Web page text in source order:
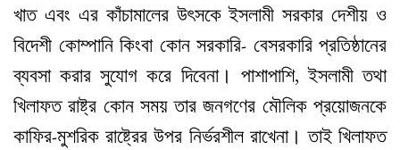
খাত এবং এর কাঁচামালের উৎসকে ইসলামী সরকার দেশীয় ও
বিদেশী কোম্পানি কিংবা কোন সরকারি- বেসরকারি প্রতিষ্ঠানের
ব্যবসা করার সুযোগ করে দিবেনা। পাশাপাশি, ইসলামী তথা
খিলাফত রাষ্ট্র কোন সময় তার জনগণের মৌলিক প্রয়োজনকে
কাফির-মুশরিক রাষ্ট্রের উপর নির্ভরশীল রাখেনা। তাই খিলাফত